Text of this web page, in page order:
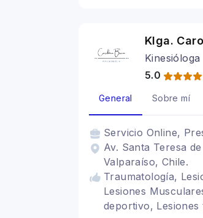
Klga.
Kinesióloga
5.0
General Sobre mí
Servicio Online,
Av. Santa Teresa
Valparaíso, Chile.
Traumatología,
Lesiones
deportivo, Lesiones